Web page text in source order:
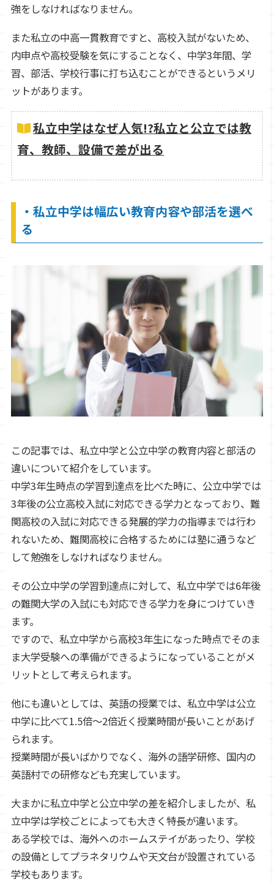
強をしなければなりません。
また私立の中高一貫教育ですと、高校入試がないため、
内申点や高校受験を気にすることなく、中学3年間、学
習、部活、学校行事に打ち込むことができるというメリ
ットがあります。
私立中学はなぜ人気!?私立と公立では教
育、教師、設備で差が出る
・私立中学は幅広い教育内容や部活を選べ
る
この記事では、私立中学と公立中学の教育内容と部活の
違いについて紹介をしています。
中学3年生時点の学習到達点を比べた時に、公立中学では
3年後の公立高校入試に対応できる学力となっており、難
関高校の入試に対応できる発展的学力の指導までは行わ
れないため、難関高校に合格するためには塾に通うなど
して勉強をしなければなりません。
その公立中学の学習到達点に対して、私立中学では6年後
の難関大学の入試にも対応できる学力を身につけていき
ます。
ですので、私立中学から高校3年生になった時点でそのま
ま大学受験への準備ができるようになっていることがメ
リットとして考えられます。
他にも違いとしては、英語の授業では、私立中学は公立
中学に比べて1.5倍～2倍近く授業時間が長いことがあげ
られます。
授業時間が長いばかりでなく、海外の語学研修、国内の
英語村での研修なども充実しています。
大まかに私立中学と公立中学の差を紹介しましたが、私
立中学は学校ごとによっても大きく特長が違います。
ある学校では、海外へのホームステイがあったり、学校
の設備としてプラネタリウムや天文台が設置されている
学校もあります。